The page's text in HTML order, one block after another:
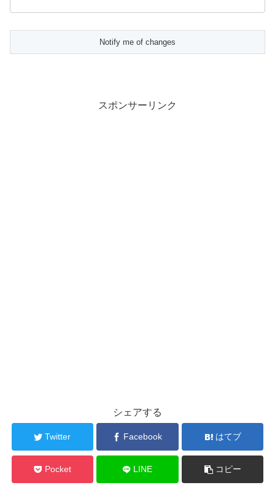
スポンサーリンク
シェアする
Twitter Facebook はてブ
Pocket LINE コピー